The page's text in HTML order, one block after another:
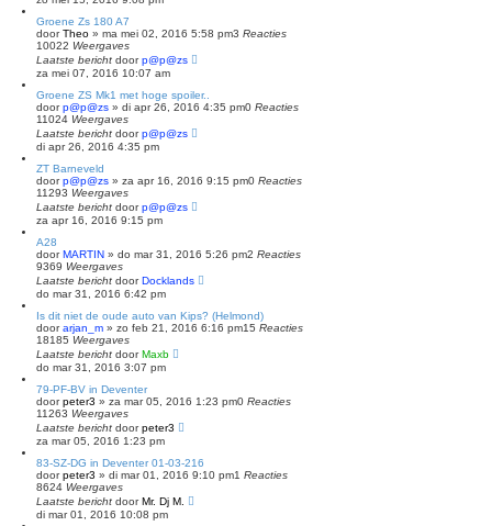
Groene Zs 180 A7
doorTheo » ma mei 02, 2016 5:58 pm3 Reacties
10022 Weergaves
Laatste bericht doorp@p@zs
za mei 07, 2016 10:07 am
Groene ZS Mk1 met hoge spoiler..
doorp@p@zs » di apr 26, 2016 4:35 pm0 Reacties
11024 Weergaves
Laatste bericht doorp@p@zs
di apr 26, 2016 4:35 pm
ZT Barneveld
doorp@p@zs » za apr 16, 2016 9:15 pm0 Reacties
11293 Weergaves
Laatste bericht doorp@p@zs
za apr 16, 2016 9:15 pm
A28
doorMARTIN » do mar 31, 2016 5:26 pm2 Reacties
9369 Weergaves
Laatste bericht doorDocklands
do mar 31, 2016 6:42 pm
Is dit niet de oude auto van Kips? (Helmond)
doorarjan_m » zo feb 21, 2016 6:16 pm15 Reacties
18185 Weergaves
Laatste bericht doorMaxb
do mar 31, 2016 3:07 pm
79-PF-BV in Deventer
doorpeter3 » za mar 05, 2016 1:23 pm0 Reacties
11263 Weergaves
Laatste bericht doorpeter3
za mar 05, 2016 1:23 pm
83-SZ-DG in Deventer 01-03-216
doorpeter3 » di mar 01, 2016 9:10 pm1 Reacties
8624 Weergaves
Laatste bericht doorMr. Dj M.
di mar 01, 2016 10:08 pm